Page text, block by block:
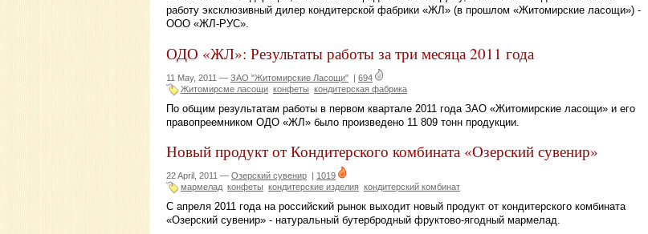
работу эксклюзивный дилер кондитерской фабрики «ЖЛ» (в прошлом «Житомирские ласощи») -
ООО «ЖЛ-РУС».
ОДО «ЖЛ»: Результаты работы за три месяца 2011 года
11 May, 2011 — ЗАО "Житомирские Ласощи" | 694
Житомирсме ласощи конфеты кондитерская фабрика
По общим результатам работы в первом квартале 2011 года ЗАО «Житомирские ласощи» и его
правопреемником ОДО «ЖЛ» было произведено 11 809 тонн продукции.
Новый продукт от Кондитерского комбината «Озерский сувенир»
22 April, 2011 — Озерский сувенир
1019
мармелад конфеты кондитерские изделия кондитерский комбинат
С апреля 2011 года на российский рынок выходит новый продукт от кондитерского комбината
«Озерский сувенир» - натуральный бутербродный фруктово-ягодный мармелад.